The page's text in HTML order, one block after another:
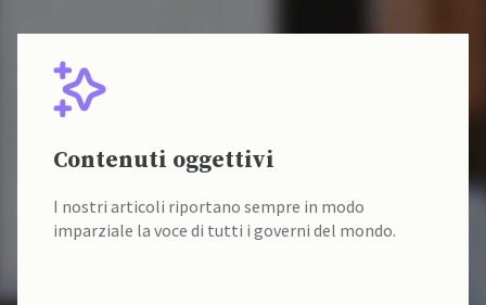
Contenuti oggettivi
I nostri articoli riportano sempre in modo
imparziale la voce di tutti i governi del mondo.